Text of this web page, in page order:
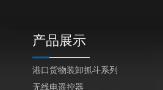
产品展示
港口货物装卸抓斗系列
无线电遥控器